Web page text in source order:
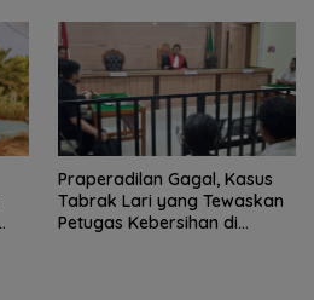
Praperadilan Gagal, Kasus
Tabrak Lari yang Tewaskan
Petugas Kebersihan di